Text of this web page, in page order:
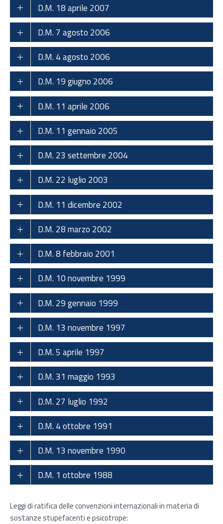
D.M. 18 aprile 2007
D.M. 7 agosto 2006
D.M. 4 agosto 2006
D.M. 19 giugno 2006
D.M. 11 aprile 2006
D.M. 11 gennaio 2005
D.M. 23 settembre 2004
D.M. 22 luglio 2003
D.M. 11 dicembre 2002
D.M. 28 marzo 2002
D.M. 8 febbraio 2001
D.M. 10 novembre 1999
D.M. 29 gennaio 1999
D.M. 13 novembre 1997
D.M. 5 aprile 1997
D.M. 31 maggio 1993
D.M. 27 luglio 1992
D.M. 4 ottobre 1991
D.M. 13 novembre 1990
D.M. 1 ottobre 1988
Leggi di ratifica delle convenzioni internazionali in materia di
sostanze stupefacenti e psicotrope: